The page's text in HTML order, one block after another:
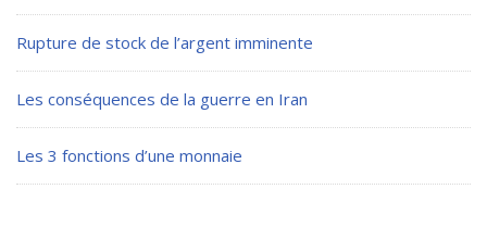
Rupture de stock de l’argent imminente
Les conséquences de la guerre en Iran
Les 3 fonctions d’une monnaie